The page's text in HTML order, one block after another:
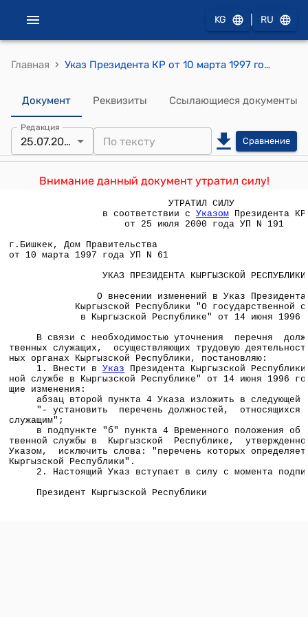
KG RU
Главная › Указ Президента КР от 10 марта 1997 года УП №61 "О внесении изменений в Указ Президента Кыргызской Республики "О государственной службе в Кыргызской Республике" от 14 июня 1996 года"
Документ Реквизиты Ссылающиеся документы
Редакция
25.07.2000 Сравнение
Внимание данный документ утратил силу!